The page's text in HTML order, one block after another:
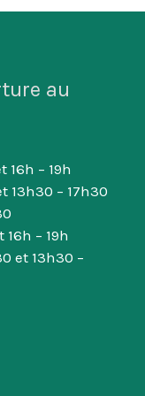
au
16h – 19h
13h30 – 17h30
– 19h
et 13h30 –